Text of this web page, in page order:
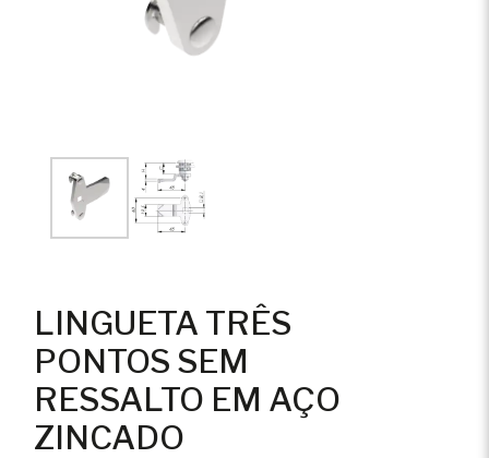
LINGUETA TRÊS
PONTOS SEM
RESSALTO EM AÇO
ZINCADO